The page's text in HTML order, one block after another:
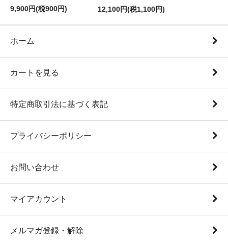
9,900円(税900円)
12,100円(税1,100円)
ホーム
カートを見る
特定商取引法に基づく表記
プライバシーポリシー
お問い合わせ
マイアカウント
メルマガ登録・解除